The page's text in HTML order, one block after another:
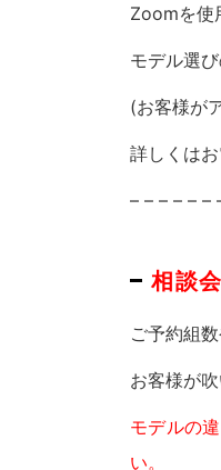
Zoomを使
モデル選
(お客様が
詳しくは
– – – – – –
相談
ご予約組
お客様が
モデルの
い。